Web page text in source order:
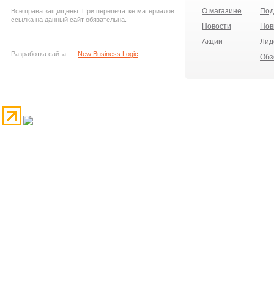
Все права защищены. При перепечатке материалов
ссылка на данный сайт обязательна.
Разработка сайта — New Business Logic
О магазине
Новости
Акции